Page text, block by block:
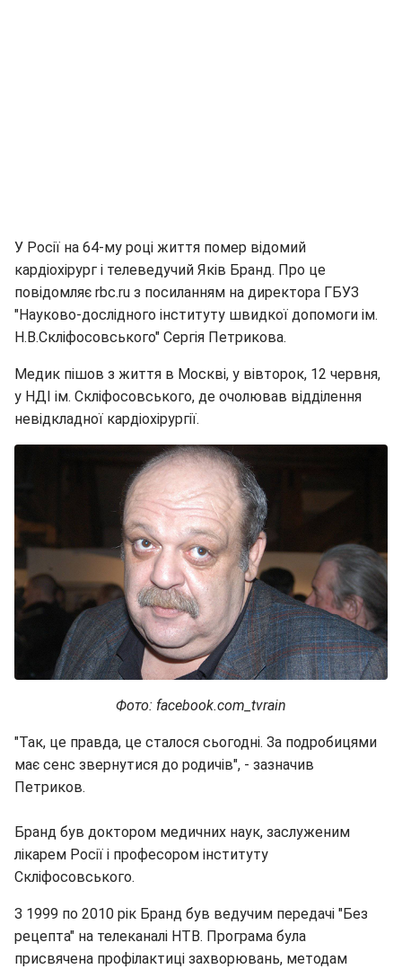
У Росії на 64-му році життя помер відомий
кардіохірург і телеведучий Яків Бранд. Про це
повідомляє rbc.ru з посиланням на директора ГБУЗ
"Науково-дослідного інституту швидкої допомоги ім.
Н.В.Скліфосовського" Сергія Петрикова.
Медик пішов з життя в Москві, у вівторок, 12 червня,
у НДІ ім. Скліфосовського, де очолював відділення
невідкладної кардіохірургії.
Фото: facebook.com_tvrain
"Так, це правда, це сталося сьогодні. За подробицями
має сенс звернутися до родичів", - зазначив
Петриков.
Бранд був доктором медичних наук, заслуженим
лікарем Росії і професором інституту
Скліфосовського.
З 1999 по 2010 рік Бранд був ведучим передачі "Без
рецепта" на телеканалі НТВ. Програма була
присвячена профілактиці захворювань, методам